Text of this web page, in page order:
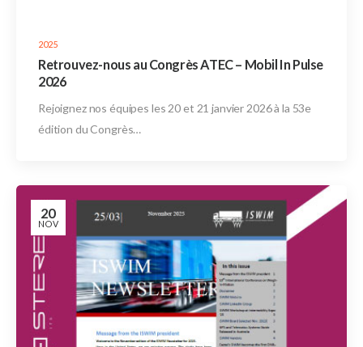
2025
Retrouvez-nous au Congrès ATEC – Mobil In Pulse
2026
Rejoignez nos équipes les 20 et 21 janvier 2026 à la 53e
édition du Congrès…
20
NOV